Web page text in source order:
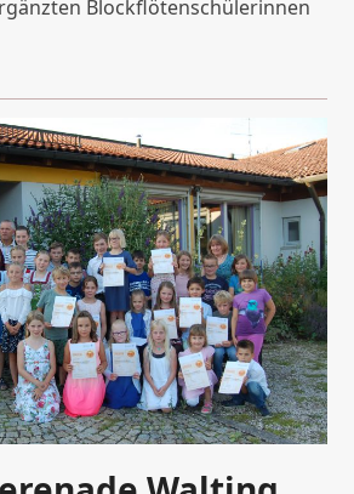
Blockflötenschülerinnen